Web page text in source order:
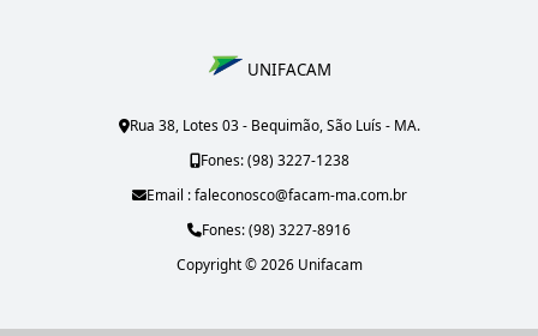
UNIFACAM
Rua 38, Lotes 03 - Bequimão, São Luís - MA.
Fones: (98) 3227-1238
Email : faleconosco@facam-ma.com.br
Fones: (98) 3227-8916
Copyright © 2026 Unifacam